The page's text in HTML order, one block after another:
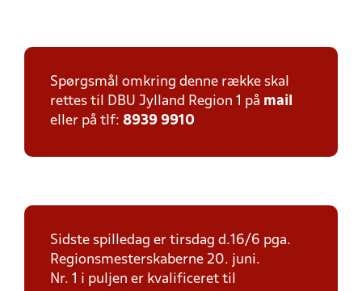
Spørgsmål omkring denne række skal
rettes til DBU Jylland Region 1 på mail
eller på tlf: 8939 9910
Sidste spilledag er tirsdag d.16/6 pga.
Regionsmesterskaberne 20. juni.
Nr. 1 i puljen er kvalificeret til